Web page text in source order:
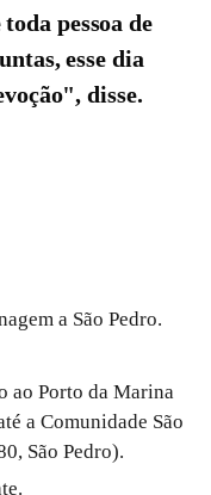
pessoa de
esse dia
disse.
a São Pedro.
ao Porto da Marina
a Comunidade São
São Pedro).